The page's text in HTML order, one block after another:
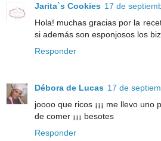
Jarita`s Cookies 17 de
Hola! muchas gracias por la
si además son esponjosos los
Responder
Débora de Lucas 17 de
joooo que ricos ¡¡¡ me llevo
de comer ¡¡¡ besotes
Responder